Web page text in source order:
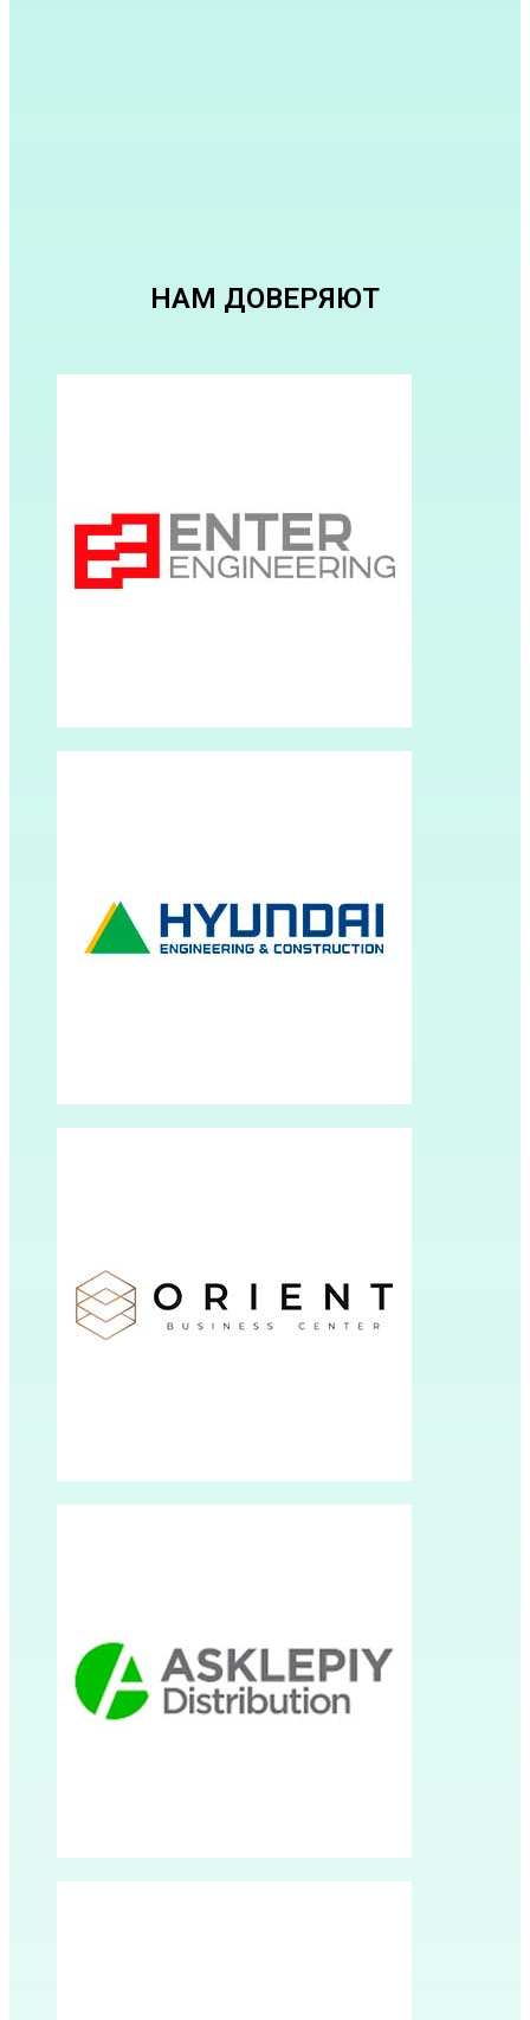
НАМ ДОВЕРЯЮТ